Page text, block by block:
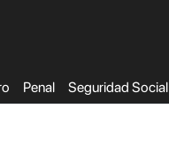
Penal Seguridad Social